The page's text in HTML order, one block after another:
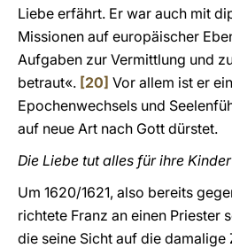
Liebe erfährt. Er war auch mit
Missionen auf europäischer
Aufgaben zur Vermittlung und
betraut«. [20] Vor allem ist er
Epochenwechsels und
auf neue Art nach Gott dürstet.
Die Liebe tut alles für ihre Kinder
Um 1620/1621, also bereits
richtete Franz an einen Priester
die seine Sicht auf die damalige